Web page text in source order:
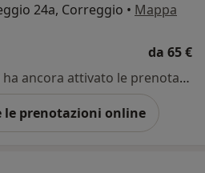
24a, Correggio • Mappa
da 65 €
Questo dottore non ha ancora attivato le prenotazioni online presso questo indirizzo.
le prenotazioni online